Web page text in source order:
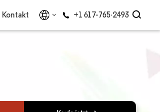
Kontakt +1 617-765-2493